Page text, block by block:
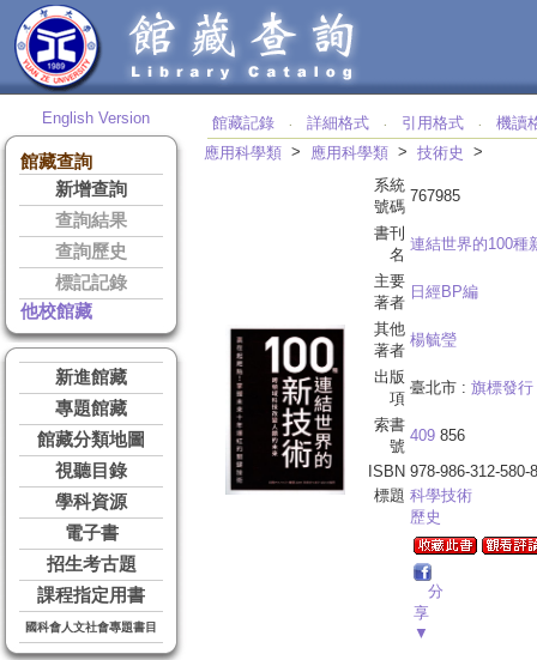
English Version
館藏查詢
新增查詢
查詢結果
查詢歷史
標記記錄
他校館藏
新進館藏
專題館藏
館藏分類地圖
視聽目錄
學科資源
電子書
招生考古題
課程指定用書
國科會人文社會專題書目
館藏記錄 ‧ 詳細格式 ‧ 引用格式 ‧
機讀
應用科學類 > 應用科學類 > 技術史
>
系統
號碼
767985
書刊
名
連結世界的100種
主要
著者
日經BP編
其他
著者
楊毓瑩
出版
項
臺北市 : 旗標發行
索書
號
409 856
ISBN 978-986-312-580-8
標題 科學技術
歷史
分
享
▼